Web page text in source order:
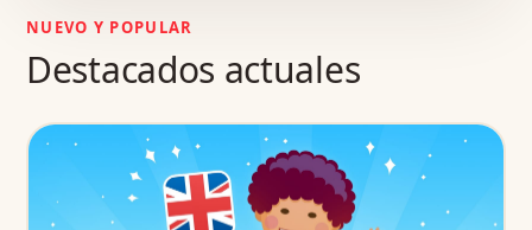
NUEVO Y POPULAR
Destacados actuales